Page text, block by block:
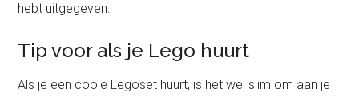
hebt uitgegeven.
Tip voor als je Lego huurt
Als je een coole Legoset huurt, is het wel slim om aan je